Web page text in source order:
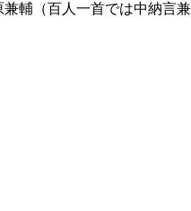
輔（百人一首では中納言